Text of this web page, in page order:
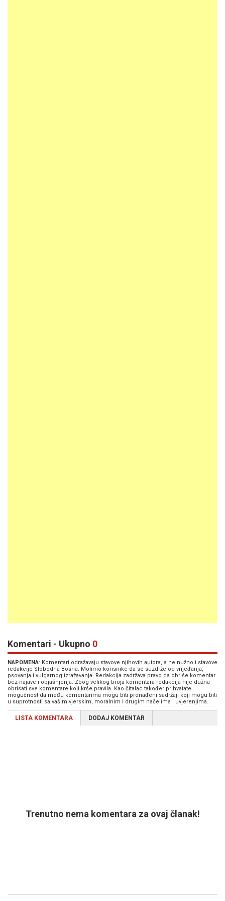
Komentari - Ukupno 0
NAPOMENA: Komentari odražavaju stavove njihovih autora, a ne nužno i stavove
redakcije Slobodna Bosna. Molimo korisnike da se suzdrže od vrijeđanja,
psovanja i vulgarnog izražavanja. Redakcija zadržava pravo da obriše komentar
bez najave i objašnjenja. Zbog velikog broja komentara redakcija nije dužna
obrisati sve komentare koji krše pravila. Kao čitalac također prihvatate
mogućnost da među komentarima mogu biti pronađeni sadržaji koji mogu biti
u suprotnosti sa vašim vjerskim, moralnim i drugim načelima i uvjerenjima.
LISTA KOMENTARA DODAJ KOMENTAR
Trenutno nema komentara za ovaj članak!